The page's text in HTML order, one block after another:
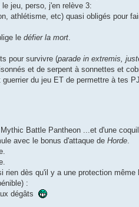
jeu, perso, j'en relève 3:
athlétisme, etc) quasi obligés pour
le défier la mort
pour survivre (parade in extremis,
et de serpent à sonnettes et
du jeu ET de permettre à tes
Battle Pantheon ...et d'une
avec le bonus d'attaque de Horde
rien dès qu'il y a une protection
:
dégâts